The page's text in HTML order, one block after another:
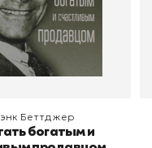
Беттджер
богатым и